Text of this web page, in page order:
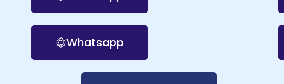
Whatsapp